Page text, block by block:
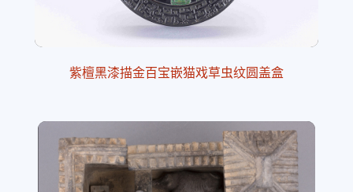
紫檀黑漆描金百宝嵌猫戏草虫纹圆盖盒